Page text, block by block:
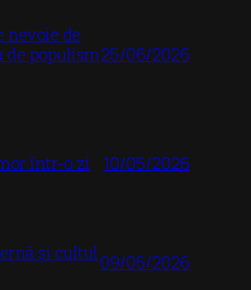
nevoie de
de populism25/06/2026
într-o zi 10/05/2026
și cultul09/05/2026